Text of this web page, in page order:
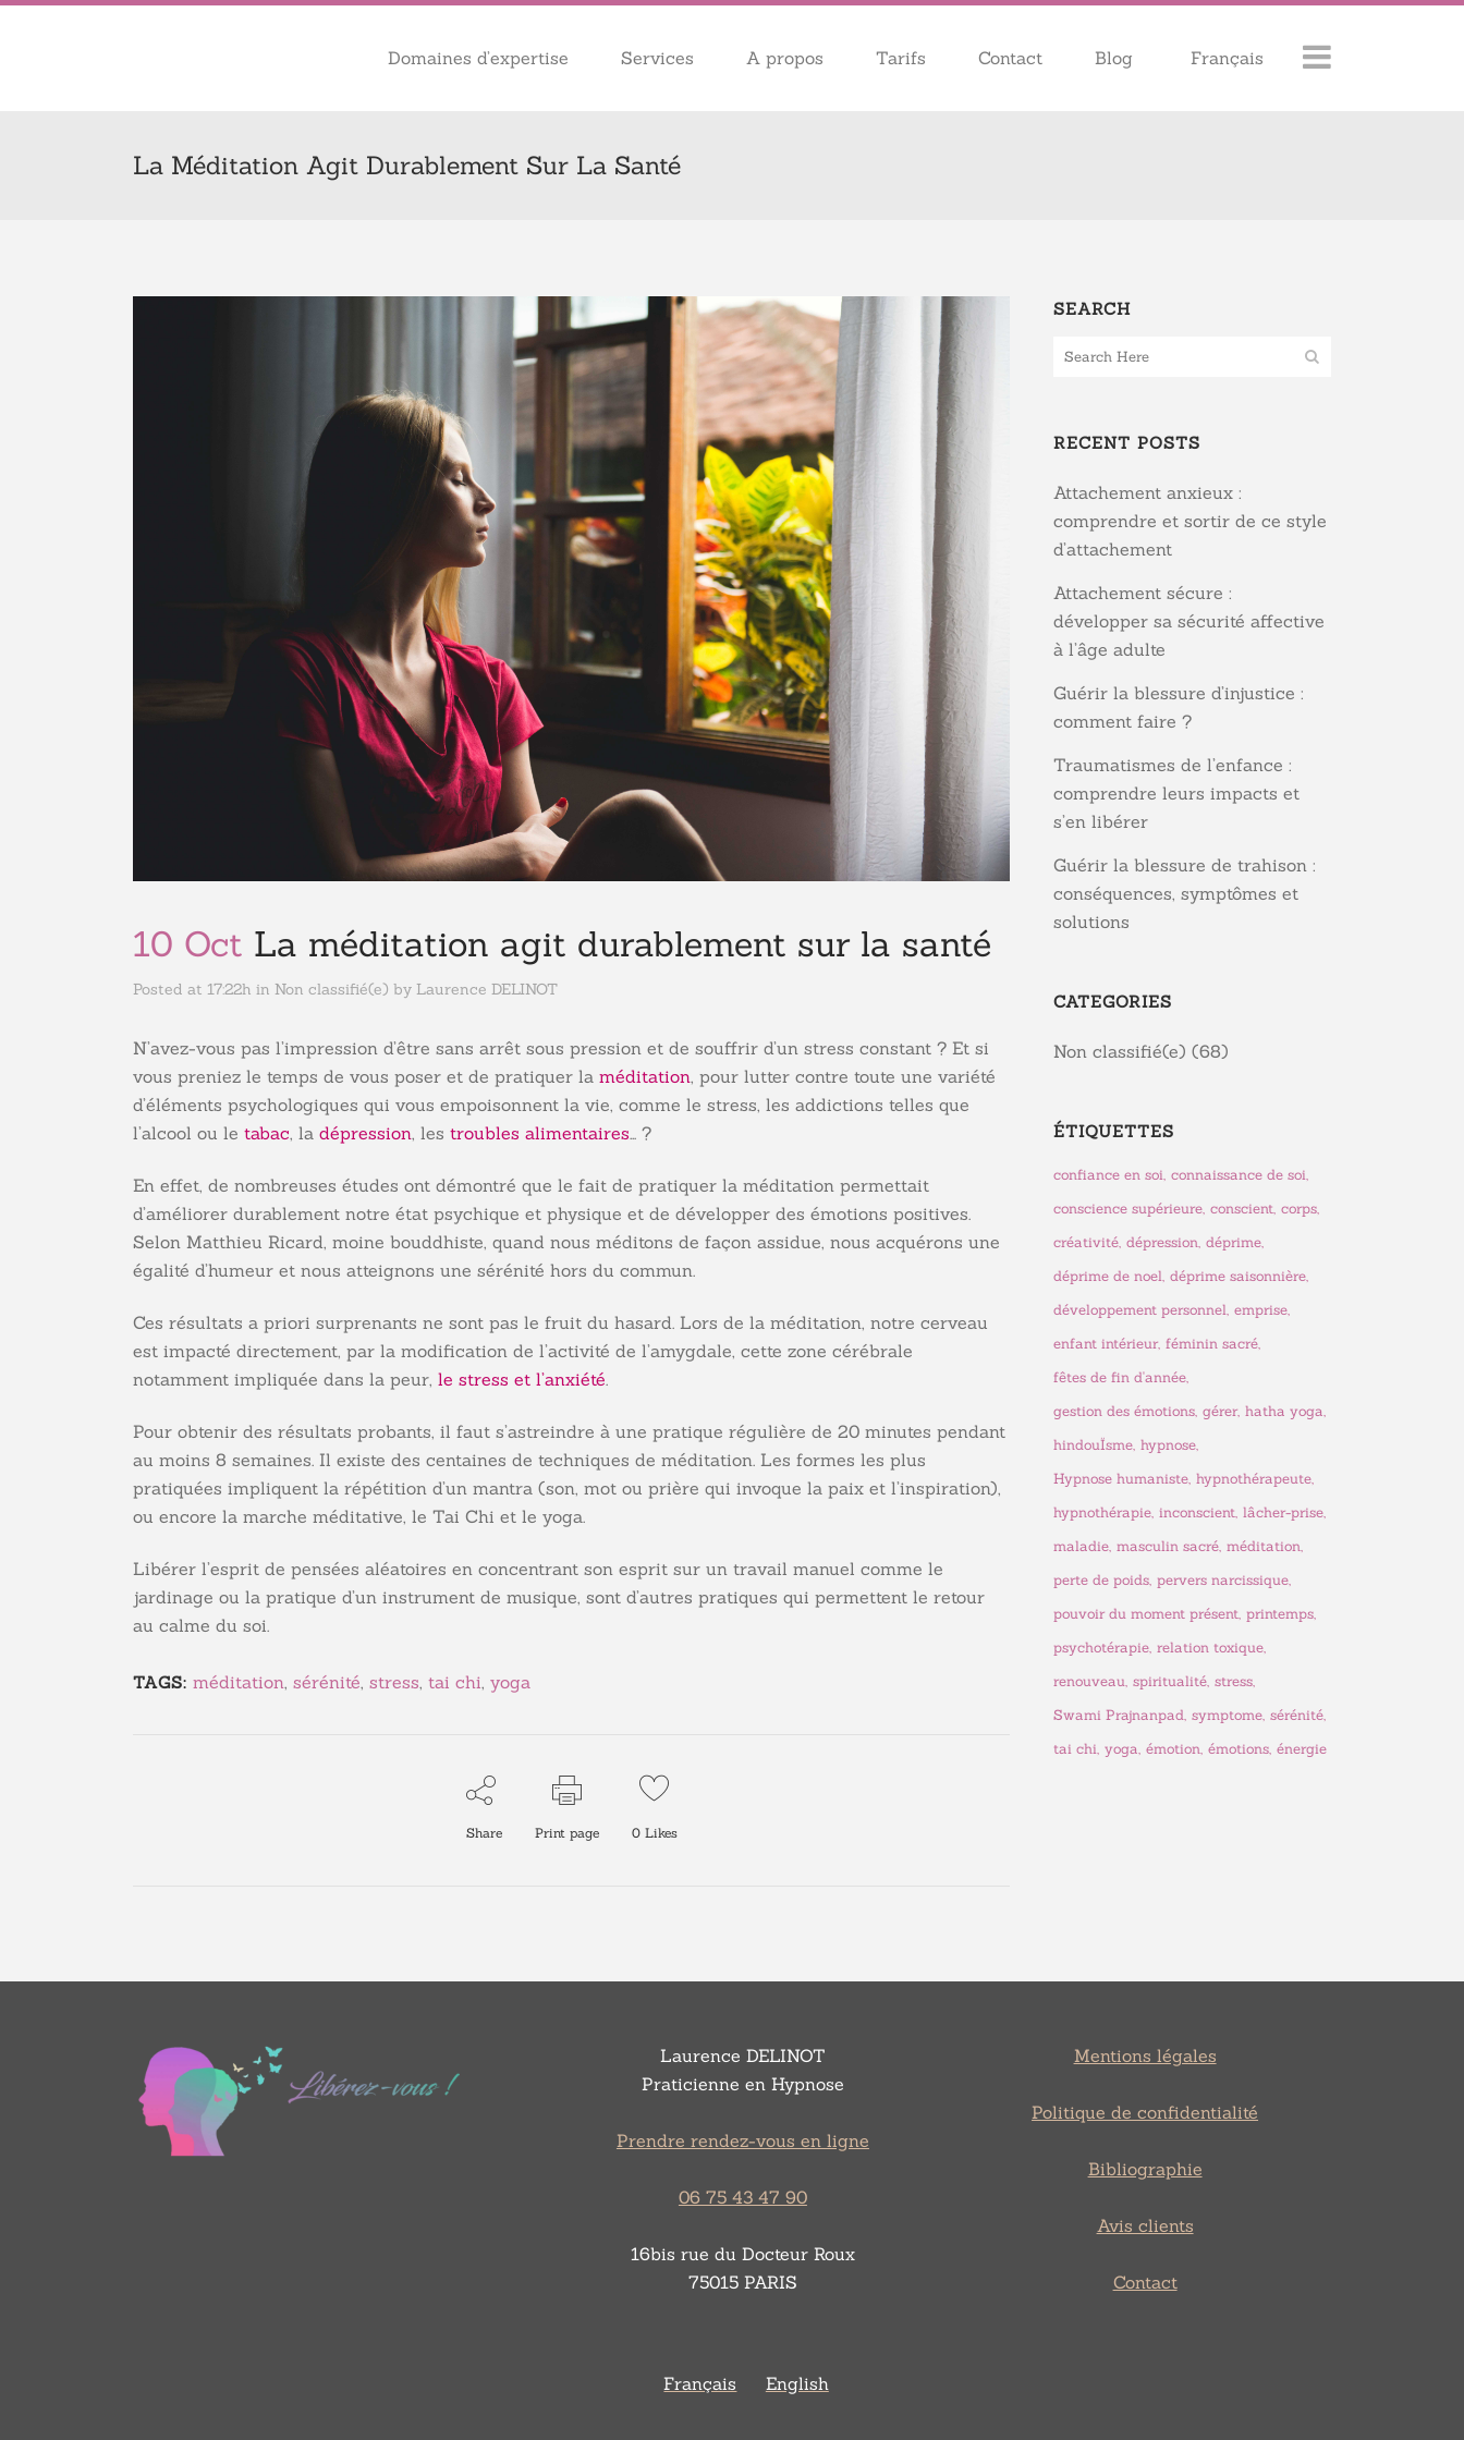
Domaines d’expertise Services A propos Tarifs Contact Blog Français
La Méditation Agit Durablement Sur La Santé
10 Oct La méditation agit durablement sur la santé
Posted at 17:22h in Non classifié(e) by Laurence DELINOT
N’avez-vous pas l’impression d’être sans arrêt sous pression et de souffrir d’un stress constant ? Et si
vous preniez le temps de vous poser et de pratiquer la méditation, pour lutter contre toute une variété
d’éléments psychologiques qui vous empoisonnent la vie, comme le stress, les addictions telles que
l’alcool ou le tabac, la dépression, les troubles alimentaires… ?
En effet, de nombreuses études ont démontré que le fait de pratiquer la méditation permettait
d’améliorer durablement notre état psychique et physique et de développer des émotions positives.
Selon Matthieu Ricard, moine bouddhiste, quand nous méditons de façon assidue, nous acquérons une
égalité d’humeur et nous atteignons une sérénité hors du commun.
Ces résultats a priori surprenants ne sont pas le fruit du hasard. Lors de la méditation, notre cerveau
est impacté directement, par la modification de l’activité de l’amygdale, cette zone cérébrale
notamment impliquée dans la peur, le stress et l’anxiété.
Pour obtenir des résultats probants, il faut s’astreindre à une pratique régulière de 20 minutes pendant
au moins 8 semaines. Il existe des centaines de techniques de méditation. Les formes les plus
pratiquées impliquent la répétition d’un mantra (son, mot ou prière qui invoque la paix et l’inspiration),
ou encore la marche méditative, le Tai Chi et le yoga.
Libérer l’esprit de pensées aléatoires en concentrant son esprit sur un travail manuel comme le
jardinage ou la pratique d’un instrument de musique, sont d’autres pratiques qui permettent le retour
au calme du soi.
TAGS: méditation, sérénité, stress, tai chi, yoga
Share Print page 0Likes
SEARCH
RECENT POSTS
Attachement anxieux :
comprendre et sortir de ce style
d’attachement
Attachement sécure :
développer sa sécurité affective
à l’âge adulte
Guérir la blessure d’injustice :
comment faire ?
Traumatismes de l’enfance :
comprendre leurs impacts et
s’en libérer
Guérir la blessure de trahison :
conséquences, symptômes et
solutions
CATEGORIES
Non classifié(e) (68)
ÉTIQUETTES
confiance en soi connaissance de soi
conscience supérieure conscient corps
créativité dépression déprime
déprime de noel déprime saisonnière
développement personnel emprise
enfant intérieur féminin sacré
fêtes de fin d'année
gestion des émotions gérer hatha yoga
hindouÏsme hypnose
Hypnose humaniste hypnothérapeute
hypnothérapie inconscient lâcher-prise
maladie masculin sacré méditation
perte de poids pervers narcissique
pouvoir du moment présent printemps
psychotérapie relation toxique
renouveau spiritualité stress
Swami Prajnanpad symptome sérénité
tai chi yoga émotion émotions énergie
Laurence DELINOT
Praticienne en Hypnose
Prendre rendez-vous en ligne
06 75 43 47 90
16bis rue du Docteur Roux
75015 PARIS
Français English
Mentions légales
Politique de confidentialité
Bibliographie
Avis clients
Contact